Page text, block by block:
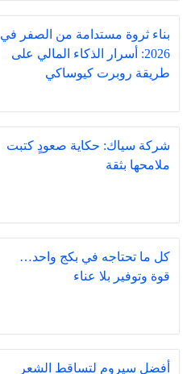
بناء ثروة مستدامة من الصفر في
2026: أسرار الذكاء المالي على
طريقة روبرت كيوساكي
شركة سياك: حكاية صعودٍ كتبت
ملامحها بثقة
كل ما تحتاجه في بكج واحد…
قوة وتوفير بلا عناء
أفضل سيروم لتساقط الشعر